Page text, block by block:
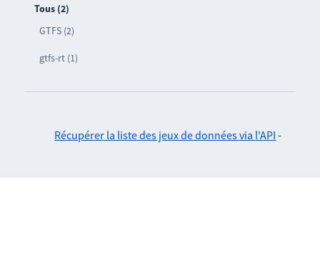
Tous (2)
GTFS (2)
gtfs-rt (1)
Récupérer la liste des jeux de données via l'API -